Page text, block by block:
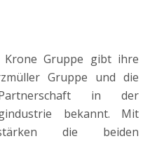
Krone Gruppe gibt ihre
Gruppe und die
in der
bekannt. Mit
die beiden